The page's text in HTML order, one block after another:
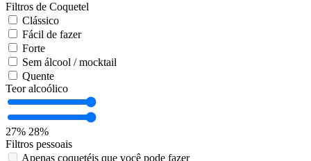
Filtros de Coquetel
Clássico
Fácil de fazer
Forte
Sem álcool / mocktail
Quente
Teor alcoólico
27% 28%
Filtros pessoais
Apenas coquetéis que você pode fazer